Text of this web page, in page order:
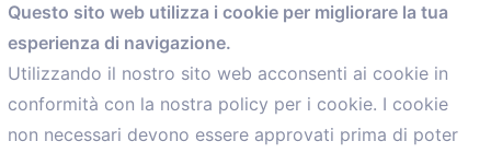
comunicazione@confartigianato.bo.it
Menù
Questo sito web utilizza i cookie per migliorare la tua
esperienza di navigazione.
Utilizzando il nostro sito web acconsenti ai cookie in
conformità con la nostra policy per i cookie. I cookie
non necessari devono essere approvati prima di poter